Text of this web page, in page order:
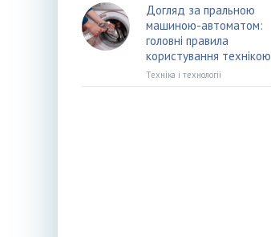
Догляд за пральною
машиною-автоматом:
головні правила
користування технікою
Техніка і технології